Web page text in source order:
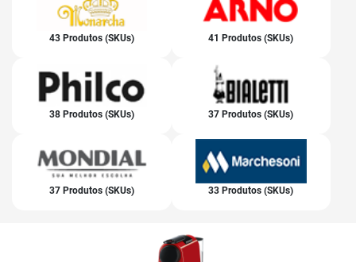
43 Produtos (SKUs) 41 Produtos (SKUs)
38 Produtos (SKUs) 37 Produtos (SKUs)
37 Produtos (SKUs) 33 Produtos (SKUs)